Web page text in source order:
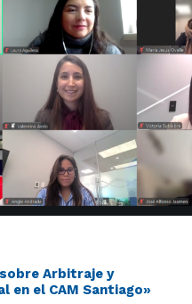
Arbitraje y
en el CAM Santiago»